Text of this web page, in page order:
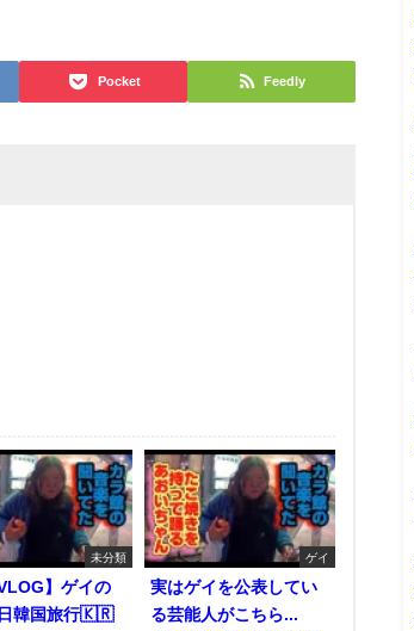
Pocket Feedly
未分類
】ゲイの
韓国旅行🇰🇷
ゲイ
実はゲイを公表してい
る芸能人がこちら...